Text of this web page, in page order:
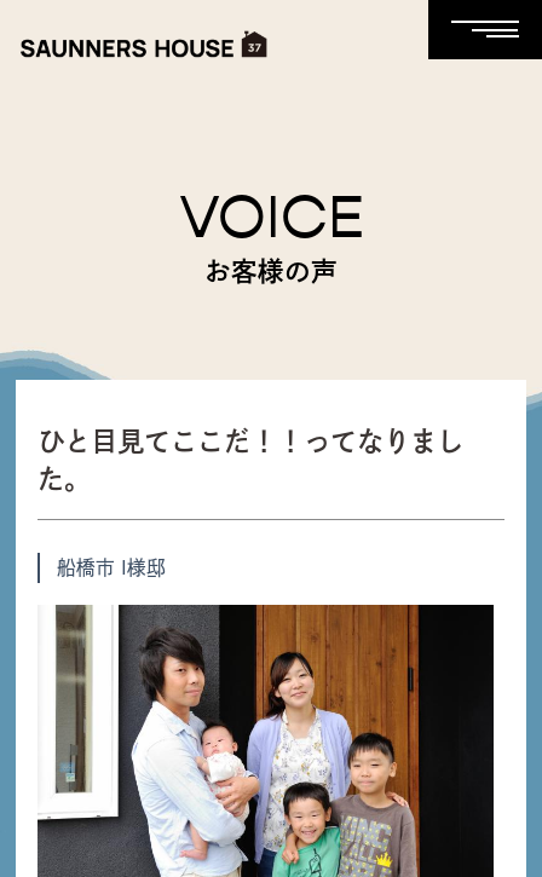
VOICE
お客様の声
ひと目見てここだ！！ってなりまし
た。
船橋市 I様邸